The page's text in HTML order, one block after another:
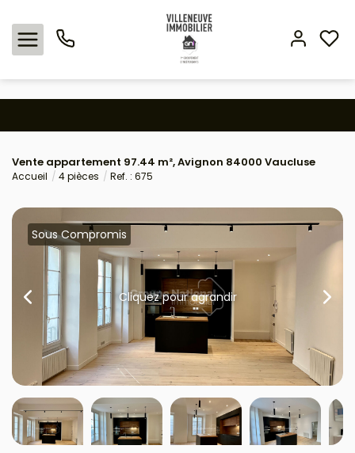
Nos offres
Expertise immobilière
L'agence
Estimation
Avis clients
Vente appartement 97.44 m², Avignon 84000 Vaucluse
Accueil 4 pièces Ref. : 675
Sous Compromis
Cliquez pour agrandir